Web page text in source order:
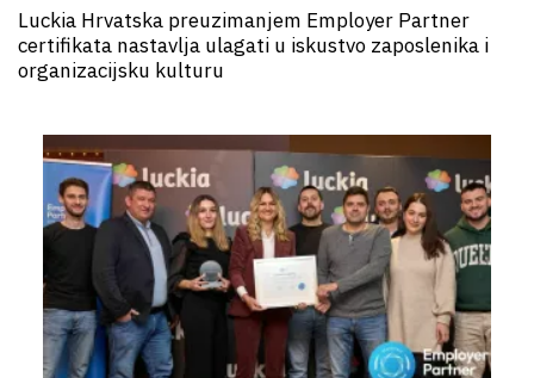
Luckia Hrvatska preuzimanjem Employer Partner
certifikata nastavlja ulagati u iskustvo zaposlenika i
organizacijsku kulturu